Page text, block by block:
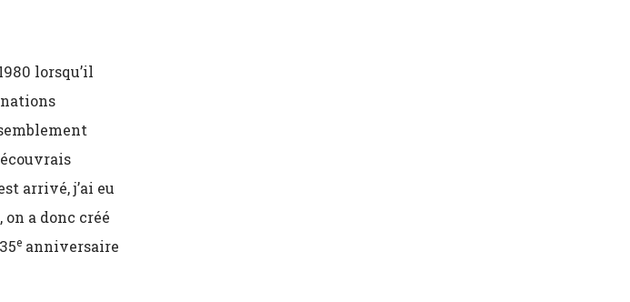
lorsqu’il
arrivé, j’ai eu
a donc créé
eanniversaire